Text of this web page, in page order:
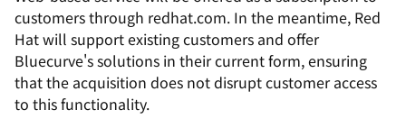
customers through redhat.com. In the meantime, Red
Hat will support existing customers and offer
Bluecurve's solutions in their current form, ensuring
that the acquisition does not disrupt customer access
to this functionality.